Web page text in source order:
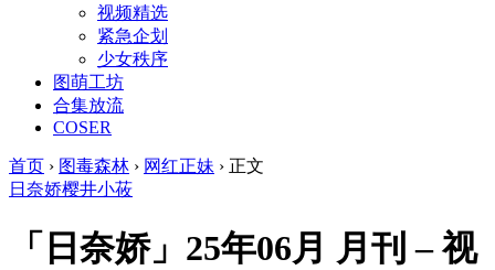
视频精选
紧急企划
少女秩序
图萌工坊
合集放流
COSER
首页 › 图毒森林 › 网红正妹 › 正文
日奈娇樱井小莜
「日奈娇」25年06月 月刊 – 视